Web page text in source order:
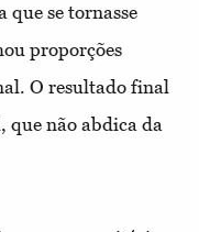
se tornasse
proporções
O resultado final
que não abdica da